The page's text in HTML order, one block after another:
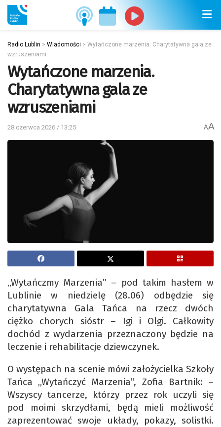
Radio Lublin > Wiadomości > Wytańczone marzenia. Charytatywna gala ze
wzruszeniami
Wytańczone marzenia.
Charytatywna gala ze
wzruszeniami
28 czerwca 2026 / 13:25 AA
„Wytańczmy Marzenia” – pod takim hasłem w
Lublinie w niedzielę (28.06) odbędzie się
charytatywna Gala Tańca na rzecz dwóch
ciężko chorych sióstr – Igi i Olgi. Całkowity
dochód z wydarzenia przeznaczony będzie na
leczenie i rehabilitacje dziewczynek.
O występach na scenie mówi założycielka Szkoły
Tańca „Wytańczyć Marzenia”, Zofia Bartnik: –
Wszyscy tancerze, którzy przez rok uczyli się
pod moimi skrzydłami, będą mieli możliwość
zaprezentować swoje układy, pokazy, solistki.